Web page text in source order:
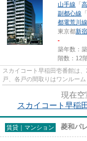
山手線 「
副都心線 「
都電荒川線
東京都新
-
築年数：
階数：12
スカイコート早稲田壱番館は
戸、各戸の間取りはワンルー
現在空
スカイコート早稲
賃貸｜マンション 菱和パ